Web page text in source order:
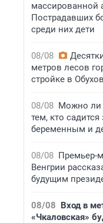
массированной
Пострадавших
среди них дети
08/08
метров лесов
стройке в
08/08 Можно ли
тем, кто садится
беременным и
08/08 Премьер-
Венгрии
будущим
08/08 Вход в
«Чкаловская»